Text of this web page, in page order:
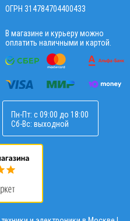
ОГРН 314784704400433
В магазине и курьеру можно
оплатить наличными и картой.
Пн-Пт: с 09:00 до 18:00
Сб-Вс: выходной